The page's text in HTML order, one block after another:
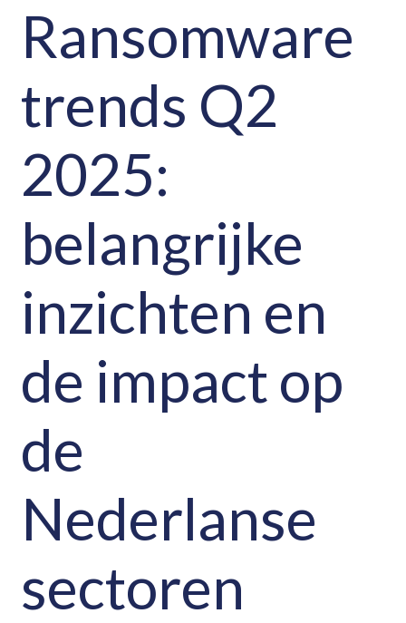
Ransomware
trends Q2
2025:
belangrijke
inzichten en
de impact op
de
Nederlanse
sectoren